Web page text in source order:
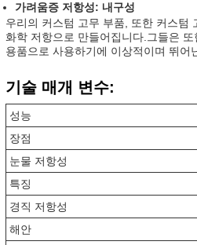
가려움증 저항성: 내구성
우리의 커스텀 고무 부품, 또한 커스텀
화학 저항으로 만들어집니다.그들은
용품으로 사용하기에 이상적이며 뛰어
기술 매개 변수:
성능
장점
눈물 저항성
특징
경직 저항성
해안